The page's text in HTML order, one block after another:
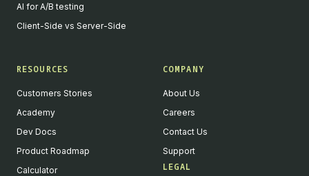
AI for A/B testing
Client-Side vs Server-Side
RESOURCES
Customers Stories
Academy
Dev Docs
Product Roadmap
Calculator
COMPANY
About Us
Careers
Contact Us
Support
LEGAL